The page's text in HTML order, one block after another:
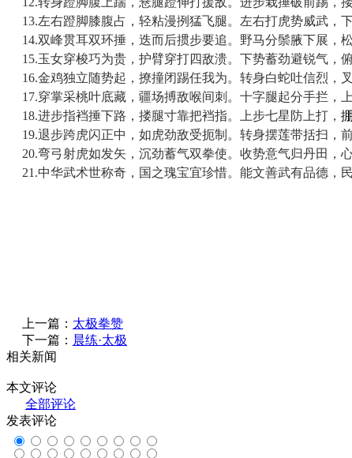
13.左右蹬脚膝腹占，轻粘漫挒猛飞腿。左右打虎势威武，
14.双峰贯耳双环捶，迭而后掼步要追。野马分鬃腋下展，
15.玉女穿梭巧为贵，护臂穿打四敌溃。下势蓄劲避锐气，
16.金鸡独立随势起，撩撞闭踢任我为。转身白蛇吐信烈，
17.穿掌采桃叶底藏，疆场搏敌喉间刺。十字腿起分手拦，
18.进步指裆捶下路，搂腿寸靠把裆指。上步七星防上打， 掤
19.退步跨虎闪正中，如虎劲敌受扼制。转身摆莲带括扫，
20.弯弓射虎如发矢，沉劲蓄气双拳使。收势意气归丹田，
21.中华武术世称奇，国之瑰宝宜珍惜。能文善武有品德，
上一篇： 太极拳赞
下一篇： 晨练·太极
相关新闻
本文评论
全部评论
发表评论